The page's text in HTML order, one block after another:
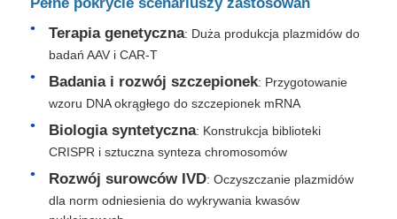
Wycieczka po fabryce
Kontrola jakości
Skontaktuj się z nami
Terapia genetyczna: Duża produkcja plazmidów do
badań AAV i CAR-T
Badania i rozwój szczepionek: Przygotowanie
wzoru DNA okrągłego do szczepionek mRNA
Biologia syntetyczna: Konstrukcja biblioteki
CRISPR i sztuczna synteza chromosomów
Rozwój surowców IVD: Oczyszczanie plazmidów
dla norm odniesienia do wykrywania kwasów